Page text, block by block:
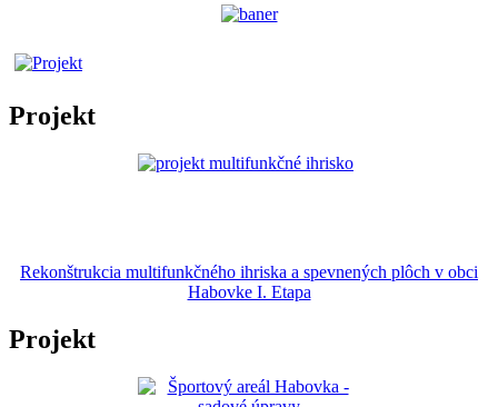
Projekt
Rekonštrukcia multifunkčného ihriska a spevnených plôch v obci
Habovke I. Etapa
Projekt